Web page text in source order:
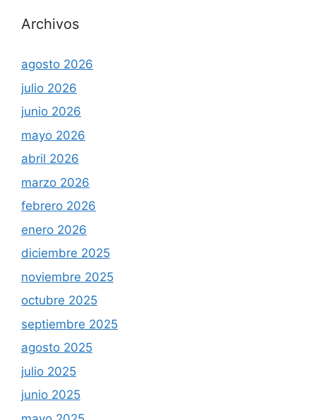
Archivos
agosto 2026
julio 2026
junio 2026
mayo 2026
abril 2026
marzo 2026
febrero 2026
enero 2026
diciembre 2025
noviembre 2025
octubre 2025
septiembre 2025
agosto 2025
julio 2025
junio 2025